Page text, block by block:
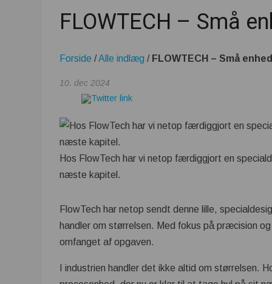
FLOWTECH – Små
Forside /Alle indlæg / FLOWTECH – Små
10. dec 2024
Hos FlowTech har vi netop færdiggjort en
næste kapitel.
FlowTech har netop sendt denne lille,
handler om størrelsen. Med fokus på præcision
omfanget af opgaven.
I industrien handler det ikke altid om størrelsen.